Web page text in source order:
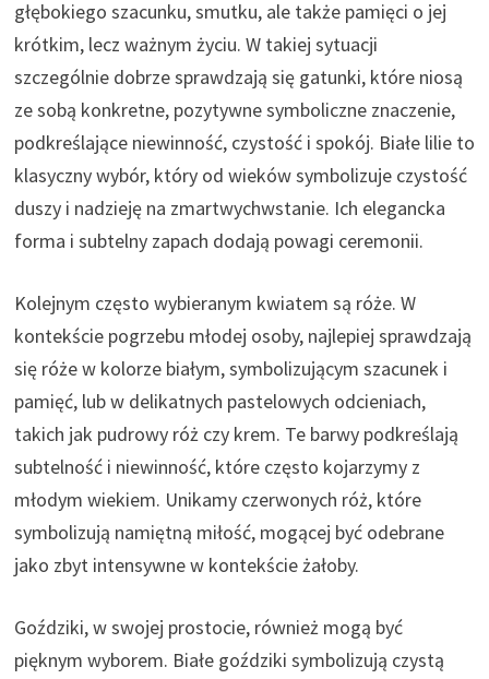
głębokiego szacunku, smutku, ale także pamięci o jej
krótkim, lecz ważnym życiu. W takiej sytuacji
szczególnie dobrze sprawdzają się gatunki, które niosą
ze sobą konkretne, pozytywne symboliczne znaczenie,
podkreślające niewinność, czystość i spokój. Białe lilie to
klasyczny wybór, który od wieków symbolizuje czystość
duszy i nadzieję na zmartwychwstanie. Ich elegancka
forma i subtelny zapach dodają powagi ceremonii.
Kolejnym często wybieranym kwiatem są róże. W
kontekście pogrzebu młodej osoby, najlepiej sprawdzają
się róże w kolorze białym, symbolizującym szacunek i
pamięć, lub w delikatnych pastelowych odcieniach,
takich jak pudrowy róż czy krem. Te barwy podkreślają
subtelność i niewinność, które często kojarzymy z
młodym wiekiem. Unikamy czerwonych róż, które
symbolizują namiętną miłość, mogącej być odebrane
jako zbyt intensywne w kontekście żałoby.
Goździki, w swojej prostocie, również mogą być
pięknym wyborem. Białe goździki symbolizują czystą